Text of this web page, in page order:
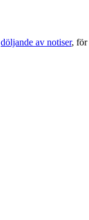
döljande av notiser, för